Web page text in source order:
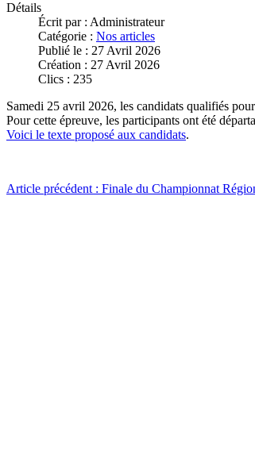
Détails
Écrit par : Administrateur
Catégorie : Nos articles
Publié le : 27 Avril 2026
Création : 27 Avril 2026
Clics : 235
Samedi 25 avril 2026, les candidats qualifiés
Pour cette épreuve, les participants ont été
Voici le texte proposé aux candidats.
Article précédent : Finale du Championnat